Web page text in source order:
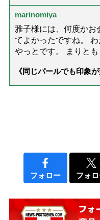
立派な行動（？）を講
も作成したと聞きま
加害者に加担するかの
ためには、裁判では
視して言い渡したのは、樋
詐欺被害で苦しむ人
訴訟の判決の（人間）関
訴訟団の弁護士たち
（させる） ことを望んでいたと思われます。 しか
し、その前に目ざわ
す。 その原審の訴訟詐欺の被告とは、弁護士のTと
M等であり、一方の
ード思い出したりしな
す。不定期でもいいの
化も希望です！本当に
marinomiya
雅子様には、何度かお
てよかったですね。
やっとです。 まりと
《同じパールでも印象
ネックレス」上品＆涼
フォロー フォ